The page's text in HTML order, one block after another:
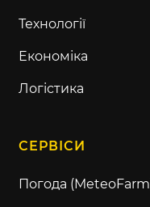
Технології
Економіка
Логістика
СЕРВІСИ
Погода